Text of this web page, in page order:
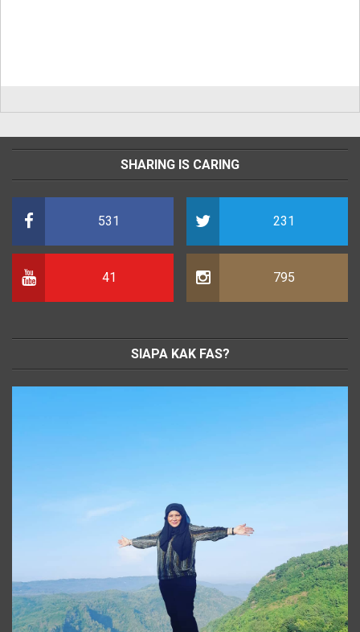
SHARING IS CARING
531 231
41 795
SIAPA KAK FAS?